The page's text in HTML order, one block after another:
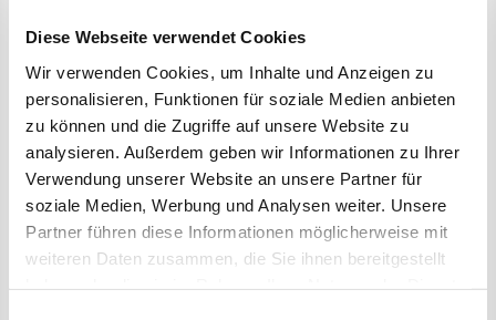
Diese Webseite verwendet Cookies
Wir verwenden Cookies, um Inhalte und Anzeigen zu
personalisieren, Funktionen für soziale Medien anbieten
zu können und die Zugriffe auf unsere Website zu
analysieren. Außerdem geben wir Informationen zu Ihrer
Verwendung unserer Website an unsere Partner für
soziale Medien, Werbung und Analysen weiter. Unsere
Partner führen diese Informationen möglicherweise mit
weiteren Daten zusammen, die Sie ihnen bereitgestellt
Sicherheitsbestimmungen. Im Praxisteil sind unter
anderem das korrekte Aufschirren und Anspannen
samt Gespannkontrolle Thema. Darüber hinaus
gibt es Übungsfahrten innerorts und außerorts, auf
Landes- und Kreisstraßen. Dabei werden
verschiedene Situationen aus dem Verkehrsalltag
geübt, so beispielsweise das korrekte Abbiegen
oder das Überqueren von Kreuzungen und